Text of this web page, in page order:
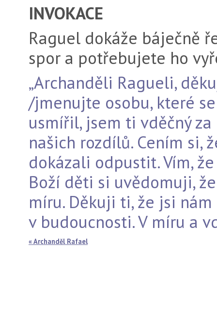
INVOKACE
Raguel dokáže báječně
spor a potřebujete ho
„Archanděli Ragueli,
/jme­nujte osobu, které
usmířil, jsem ti vděčný
našich rozdílů. Cením si,
dokázali odpustit. Vím,
Boží děti si uvědomuji,
míru. Děkuji ti, že jsi
v budoucnosti. V míru a
« Archanděl Rafael